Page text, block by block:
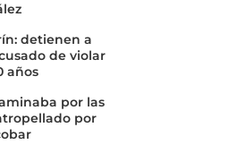
detienen a
de violar
años
por las
por